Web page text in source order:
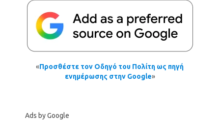
«Προσθέστε τον Οδηγό του Πολίτη ως πηγή
ενημέρωσης στην Google»
Ads by Google